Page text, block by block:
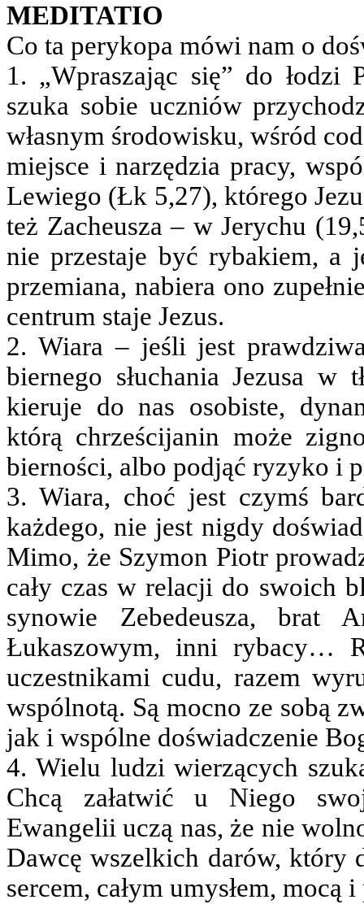
MEDITATIO
Co ta perykopa mówi nam o
1. „Wpraszając się” do łodzi
szuka sobie uczniów
własnym środowisku, wśród
miejsce i narzędzia pracy,
Lewiego (Łk 5,27), którego
też Zacheusza – w Jerychu
nie przestaje być rybakiem, a
przemiana, nabiera ono
centrum staje Jezus.
2. Wiara – jeśli jest
biernego słuchania Jezusa w
kieruje do nas osobiste,
którą chrześcijanin może
bierności, albo podjąć ryzyko i
3. Wiara, choć jest czymś
każdego, nie jest nigdy
Mimo, że Szymon Piotr
cały czas w relacji do swoich
synowie Zebedeusza, brat
Łukaszowym, inni rybacy…
uczestnikami cudu, razem
wspólnotą. Są mocno ze sobą
jak i wspólne doświadczenie
4. Wielu ludzi wierzących
Chcą załatwić u Niego
Ewangelii uczą nas, że nie
Dawcę wszelkich darów, który
sercem, całym umysłem, mocą